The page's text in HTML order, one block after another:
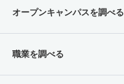
オープンキャンパスを調べる
職業を調べる